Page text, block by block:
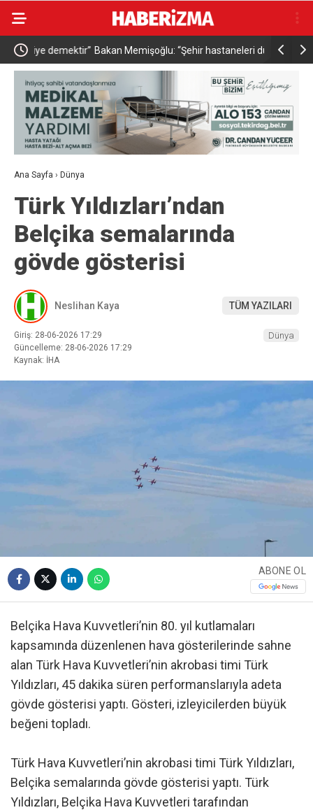
Bakan Memişoğlu: “Şehir hastaneleri dünyanın en
üst seviye sağlık hizmet binalarıdır”
İçişleri
bu yılın
Ana Sayfa › Dünya
Türk Yıldızları’ndan
Belçika semalarında
gövde gösterisi
Neslihan Kaya TÜM YAZILARI
Giriş: 28-06-2026 17:29
Güncelleme: 28-06-2026 17:29
Kaynak: İHA
Dünya
ABONE OL
Belçika Hava Kuvvetleri’nin 80. yıl kutlamaları
kapsamında düzenlenen hava gösterilerinde sahne
alan Türk Hava Kuvvetleri’nin akrobasi timi Türk
Yıldızları, 45 dakika süren performanslarıyla adeta
gövde gösterisi yaptı. Gösteri, izleyicilerden büyük
beğeni topladı.
Türk Hava Kuvvetleri’nin akrobasi timi Türk Yıldızları,
Belçika semalarında gövde gösterisi yaptı. Türk
Yıldızları, Belçika Hava Kuvvetleri tarafından